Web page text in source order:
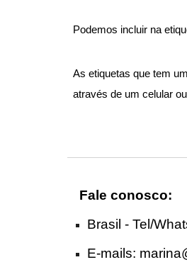
Podemos incluir na
As etiquetas que tem
através de um celular
Fale conosco:
Brasil - Tel /
E-mails: